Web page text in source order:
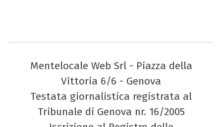
Mentelocale Web Srl - Piazza della
Vittoria 6/6 - Genova
Testata giornalistica registrata al
Tribunale di Genova nr. 16/2005